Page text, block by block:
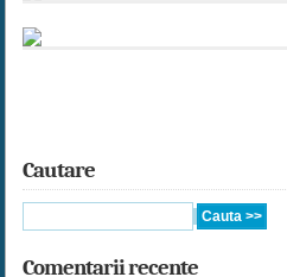
Cautare
Comentarii recente